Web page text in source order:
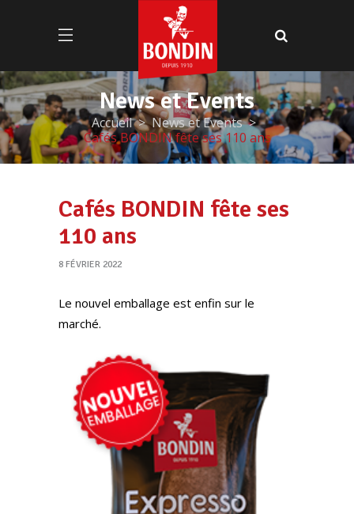
Accueil
News et Events
Cafés BONDIN fête ses 110 ans
Cafés BONDIN fête ses
110 ans
8 FÉVRIER 2022
Le nouvel emballage est enfin sur le
marché.